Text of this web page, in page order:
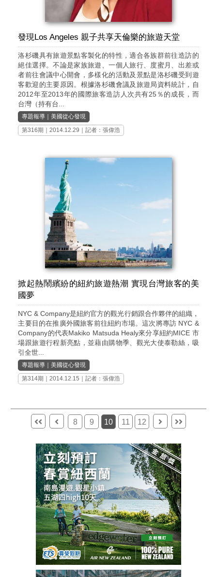
發現Los Angeles 親子共享天倫樂的旅遊天堂
洛杉磯具有旅遊景點客製化的特性，適合各族群前往造訪的
絕佳選擇。不論是家族旅遊、一個人旅行、度蜜月、出差或
者前往會議中心開會，多樣化的活動及景點是洛杉磯受到遊
客歡迎的主要原因。根據洛杉磯會議及旅遊局資料統計，自
2012年至2013年的國際旅客造訪人次共有25％的成長，而
台灣（持有台...
專題報導 ｜美國從心發現
第316期
｜2014.12.29｜記者：張偉浩
掀起熱鬧繽紛的紐約旅遊熱潮 實現台灣旅客的美
國夢
NYC & Company是紐約官方的觀光行銷跟合作夥伴的組織，
主要目的在推廣外國旅客前往紐約市場。這次將專訪 NYC &
Company的代表Makiko Matsuda Healy來分享紐約MICE 市
場跟旅遊行程新亮點，並藉由購物季、觀光大使泰勒絲，吸
引全世...
專題報導 ｜美國從心發現
第314期
｜2014.12.15｜記者：張偉浩
8 9 10 11 12